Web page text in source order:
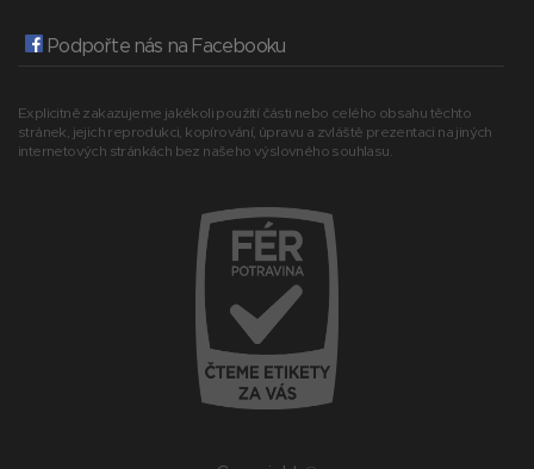
Podpořte nás na Facebooku
Explicitně zakazujeme jakékoli použití části nebo celého obsahu těchto
stránek, jejich reprodukci, kopírování, úpravu a zvláště prezentaci na jiných
internetových stránkách bez našeho výslovného souhlasu.